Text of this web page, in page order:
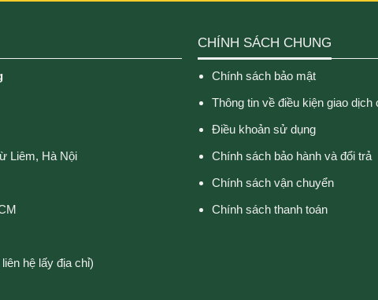
Liêm, Hà Nội
hệ lấy địa chỉ)
CHÍNH SÁCH CHUNG
Chính sách bảo mật
Thông tin về điều kiện giao dịch
Điều khoản sử dụng
Chính sách bảo hành và đổi trả
Chính sách vận chuyển
Chính sách thanh toán